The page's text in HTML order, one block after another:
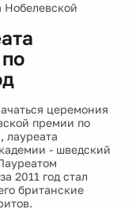
Нобелевской
церемония
премии по
лауреата
- шведский
2011 год стал
британские